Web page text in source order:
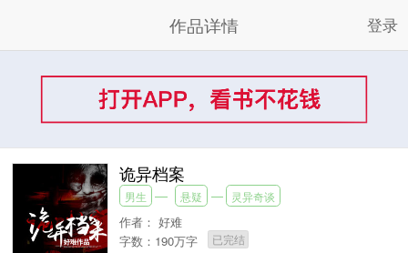
作品详情 登录
诡异档案
男生 悬疑 灵异奇谈
作者： 好难
字数：190万字
已完结